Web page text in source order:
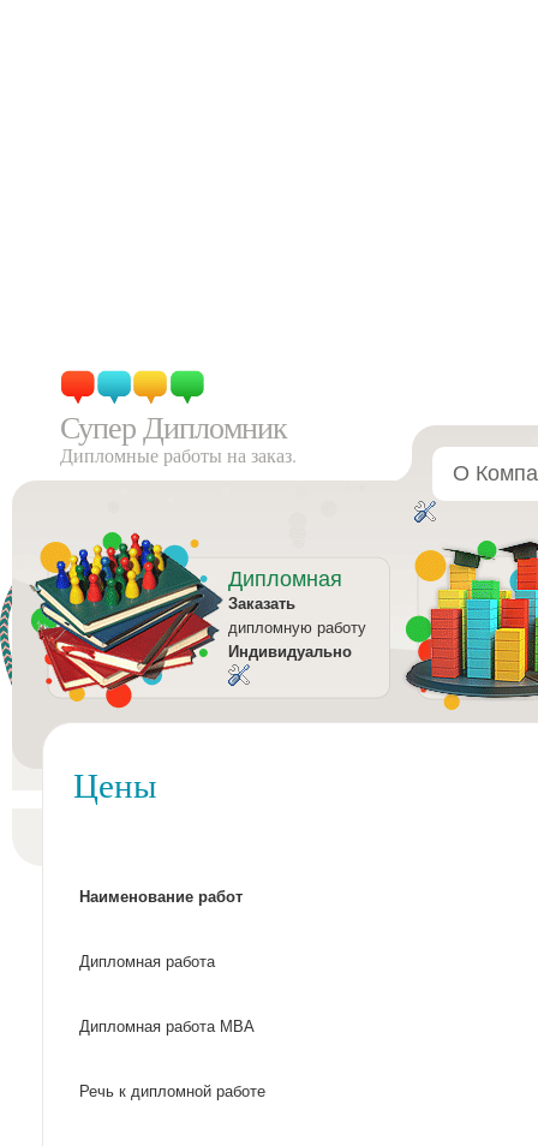
Супер Дипломник
Дипломные работы на заказ.
О
Дипломная
Заказать
дипломную работу
Индивидуально
Цены
Наименование работ
Дипломная работа
Дипломная работа MBA
Речь к дипломной работе